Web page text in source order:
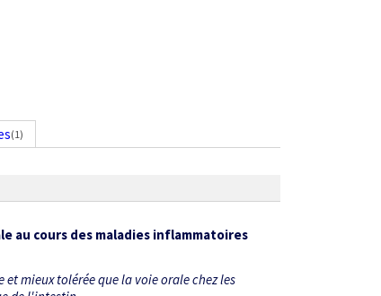
(1)
au cours des maladies inflammatoires
mieux tolérée que la voie orale chez les